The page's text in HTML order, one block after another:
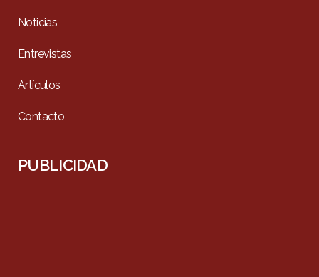
Noticias
Entrevistas
Artículos
Contacto
PUBLICIDAD